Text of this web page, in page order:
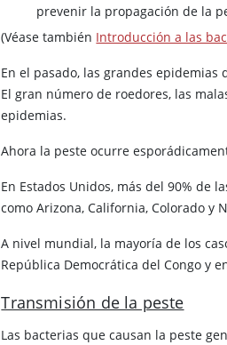
prevenir la propagación de la
(Véase también Introducción a las
En el pasado, las grandes
El gran número de roedores, las
epidemias.
Ahora la peste ocurre
En Estados Unidos, más del 90% de
como Arizona, California, Colorado y
A nivel mundial, la mayoría de los
República Democrática del Congo y
Transmisión de la peste
Las bacterias que causan la peste